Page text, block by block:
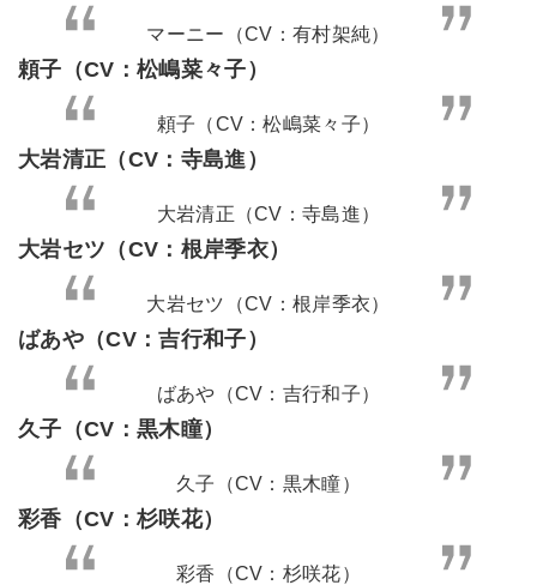
マーニー（CV：有村架純）
頼子（CV：松嶋菜々子）
頼子（CV：松嶋菜々子）
大岩清正（CV：寺島進）
大岩清正（CV：寺島進）
大岩セツ（CV：根岸季衣）
大岩セツ（CV：根岸季衣）
ばあや（CV：吉行和子）
ばあや（CV：吉行和子）
久子（CV：黒木瞳）
久子（CV：黒木瞳）
彩香（CV：杉咲花）
彩香（CV：杉咲花）